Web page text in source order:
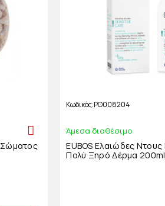
Σώματος
Κωδικός PO008204
Άμεσα διαθέσιμο
EUBOS Ελαιώδες Ντους
Πολύ Ξηρό Δέρμα 200ml